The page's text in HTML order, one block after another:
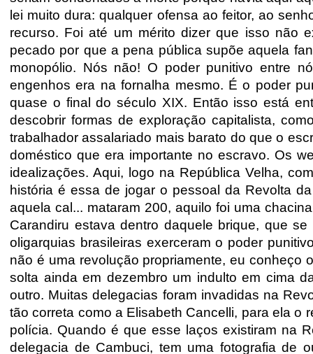
lei muito dura: qualquer ofensa ao feitor, ao
recurso. Foi até um mérito dizer que isso não
pecado por que a pena pública supõe aquela
monopólio. Nós não! O poder punitivo entre
engenhos era na fornalha mesmo. É o poder
quase o final do século XIX. Então isso está
descobrir formas de exploração capitalista,
trabalhador assalariado mais barato do que o
doméstico que era importante no escravo. Os
idealizações. Aqui, logo na República Velha,
história é essa de jogar o pessoal da Revolta
aquela cal... mataram 200, aquilo foi uma
Carandiru estava dentro daquele brique, que
oligarquias brasileiras exerceram o poder
não é uma revolução propriamente, eu conheço
solta ainda em dezembro um indulto em cima
outro. Muitas delegacias foram invadidas na
tão correta como a Elisabeth Cancelli, para ela o
polícia. Quando é que esse laços existiram na
delegacia de Cambuci, tem uma fotografia de